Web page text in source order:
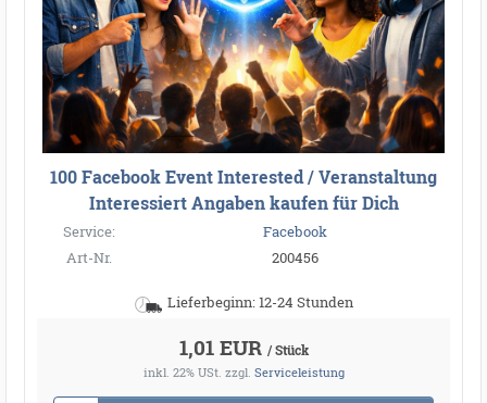
100 Facebook Event Interested / Veranstaltung
Interessiert Angaben kaufen für Dich
Service:
Facebook
Art-Nr.
200456
Lieferbeginn: 12-24 Stunden
1,01 EUR / Stück
inkl. 22% USt. zzgl. Serviceleistung